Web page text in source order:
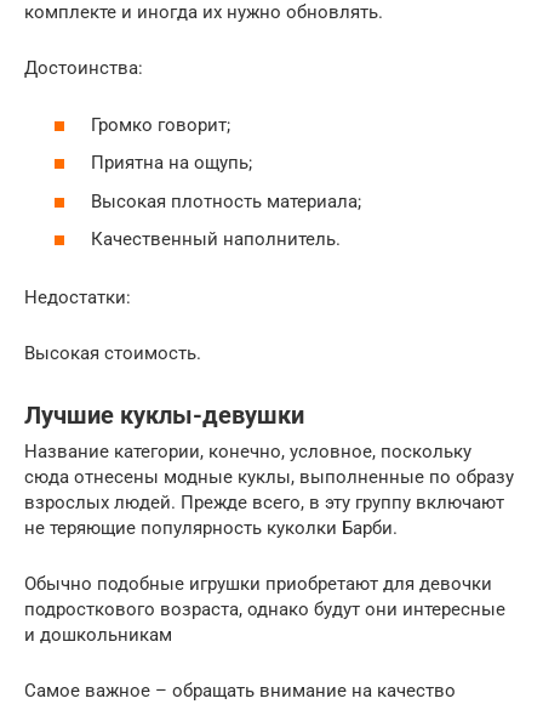
комплекте и иногда их нужно обновлять.
Достоинства:
Громко говорит;
Приятна на ощупь;
Высокая плотность материала;
Качественный наполнитель.
Недостатки:
Высокая стоимость.
Лучшие куклы-девушки
Название категории, конечно, условное, поскольку
сюда отнесены модные куклы, выполненные по образу
взрослых людей. Прежде всего, в эту группу включают
не теряющие популярность куколки Барби.
Обычно подобные игрушки приобретают для девочки
подросткового возраста, однако будут они интересные
и дошкольникам
Самое важное – обращать внимание на качество